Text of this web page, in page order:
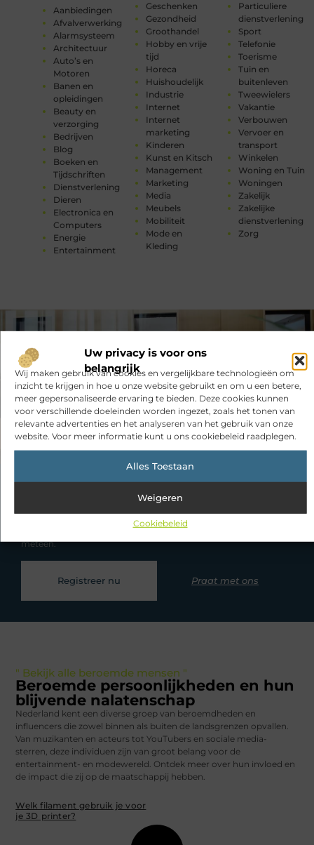
Uw privacy is voor ons
belangrijk
Wij maken gebruik van cookies en vergelijkbare technologieën om
inzicht te krijgen in hoe u onze website gebruikt en om u een betere,
meer gepersonaliseerde ervaring te bieden. Deze cookies kunnen
voor verschillende doeleinden worden ingezet, zoals het tonen van
relevante advertenties en het analyseren van het gebruik van onze
website. Voor meer informatie kunt u ons cookiebeleid raadplegen.
Alles Toestaan
Weigeren
Cookiebeleid
Aanbiedingen
Afvalverwerking
Alarmsysteem
Architectuur
Auto’s en
Motoren
Banen en
opleidingen
Beauty en
verzorging
Bedrijven
Blog
Boeken en
Tijdschriften
Dienstverlening
Dieren
Electronica en
Computers
Energie
Entertainment
Geschenken
Gezondheid
Groothandel
Hobby en vrije
tijd
Horeca
Huishoudelijk
Industrie
Internet
Internet
marketing
Kinderen
Kunst en Kitsch
Management
Marketing
Media
Meubels
Mobiliteit
Mode en
Kleding
Particuliere
dienstverlening
Sport
Telefonie
Toerisme
Tuin en
buitenleven
Tweewielers
Vakantie
Verbouwen
Vervoer en
transport
Winkelen
Woning en Tuin
Woningen
Zakelijk
Zakelijke
dienstverlening
Zorg
Heb je een verhaal te vertellen? Deel jouw kennis en ervaringen
met een breed publiek op ons blogplatform. Word lid en begin
meteen.
Registreer nu Praat met ons
" Bekijk alle beroemde mensen "
Beroemde persoonlijkheden en hun
blijvende nalatenschap
Nederland kent een diverse groep van beroemdheden en
influencers die zowel binnen als buiten de landsgrenzen opvallen.
Van muzikanten en acteurs tot YouTubers en sociale media-
sterren, deze individuen zijn van groot belang voor de
entertainment- en modewereld. Ontdek meer over hun invloed en
de impact die zij op de maatschappij hebben.
Welk filament gebruik je voor
je 3D printer?